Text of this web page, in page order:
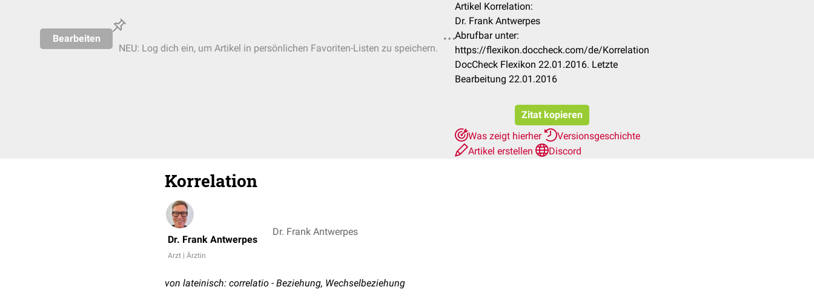
Bearbeiten
NEU: Log dich ein, um Artikel in persönlichen Favoriten-Listen zu speichern.
Artikel Korrelation:
Dr. Frank Antwerpes
Abrufbar unter:
https://flexikon.doccheck.com/de/Korrelation
DocCheck Flexikon 22.01.2016. Letzte
Bearbeitung 22.01.2016
Zitat kopieren
Was zeigt hierher
Versionsgeschichte
Artikel erstellen
Discord
Korrelation
Dr. Frank Antwerpes
Arzt | Ärztin
Dr. Frank Antwerpes
von lateinisch: correlatio - Beziehung, Wechselbeziehung